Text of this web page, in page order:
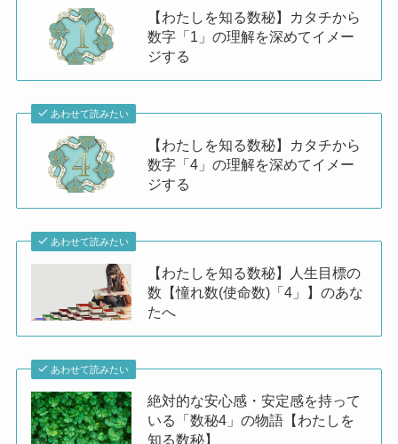
【わたしを知る数秘】カタチから
数字「1」の理解を深めてイメー
ジする
あわせて読みたい
【わたしを知る数秘】カタチから
数字「4」の理解を深めてイメー
ジする
あわせて読みたい
【わたしを知る数秘】人生目標の
数【憧れ数(使命数)「4」】のあな
たへ
あわせて読みたい
絶対的な安心感・安定感を持って
いる「数秘4」の物語【わたしを
知る数秘】